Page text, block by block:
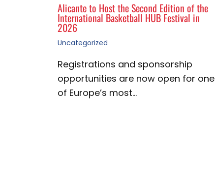
Alicante to Host the Second Edition of the
International Basketball HUB Festival in
2026
Uncategorized
Registrations and sponsorship
opportunities are now open for one
of Europe’s most…